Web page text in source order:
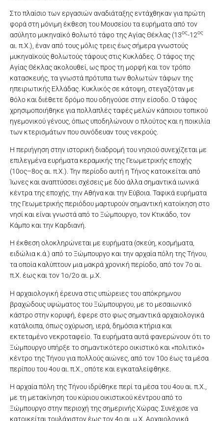
Στο πλαίσιο των εργασιών αναδιάταξης εντάχθηκαν για πρώτη
φορά στη μόνιμη έκθεση του Μουσείου τα ευρήματα από τον
ασύλητο μυκηναϊκό θολωτό τάφο της Αγίας Θέκλας (13ος-12ος
αι. π.Χ.), έναν από τους μόλις τρεις έως σήμερα γνωστούς
μυκηναϊκούς θολωτούς τάφους στις Κυκλάδες. Ο τάφος της
Αγίας Θέκλας ακολουθεί, ως προς τη μορφή και τον τρόπο
κατασκευής, τα γνωστά πρότυπα των θολωτών τάφων της
ηπειρωτικής Ελλάδας. Κυκλικός σε κάτοψη, στεγαζόταν με
θόλο και διέθετε δρόμο που οδηγούσε στην είσοδο. Ο τάφος
χρησιμοποιήθηκε για πολλαπλές ταφές μελών κάποιου τοπικού
ηγεμονικού γένους, όπως υποδηλώνουν ο πλούτος και η ποικιλία
των κτερισμάτων που συνόδευαν τους νεκρούς.
Η περιήγηση στην ιστορική διαδρομή του νησιού συνεχίζεται με
επιλεγμένα ευρήματα κεραμικής της Γεωμετρικής εποχής
(10ος–8ος αι. π.Χ.). Την περίοδο αυτή η Τήνος κατοικείται από
Ίωνες και αναπτύσσει σχέσεις με δύο άλλα σημαντικά ιωνικά
κέντρα της εποχής, την Αθήνα και την Εύβοια. Ταφικά ευρήματα
της Γεωμετρικής περιόδου μαρτυρούν σημαντική κατοίκηση στο
νησί και είναι γνωστά από το Ξώμπουργο, τον Κτικάδο, τον
Κάμπο και την Καρδιανή.
Η έκθεση ολοκληρώνεται με ευρήματα (σκεύη, κοσμήματα,
ειδώλια κ.ά.) από το Ξώμπουργο και την αρχαία πόλη της Τήνου,
τα οποία καλύπτουν μια μακρά χρονική περίοδο, από τον 7ο αι.
π.Χ. έως και τον 1ο/2ο αι. μ.Χ.
Η αρχαιολογική έρευνα στις υπώρειες του απόκρημνου
βραχώδους υψώματος του Ξώμπουργου, με το μεσαιωνικό
κάστρο στην κορυφή, έφερε στο φως σημαντικά αρχαιολογικά
κατάλοιπα, όπως οχύρωση, ιερά, δημόσια κτήρια και
εκτεταμένο νεκροταφείο. Τα ευρήματα αυτά φανερώνουν ότι το
Ξώμπουργο υπήρξε το σημαντικότερο οικιστικό και «πολιτικό»
κέντρο της Τήνου για πολλούς αιώνες, από τον 10ο έως τα μέσα
περίπου του 4ου αι. π.Χ., οπότε και εγκαταλείφθηκε.
Η αρχαία πόλη της Τήνου ιδρύθηκε περί τα μέσα του 4ου αι. π.Χ.,
με τη μετακίνηση του κύριου οικιστικού κέντρου από το
Ξώμπουργο στην περιοχή της σημερινής Χώρας. Συνέχισε να
κατοικείται τουλάχιστον έως τον 4ο αι. μ.Χ. Αρχαιολογικά